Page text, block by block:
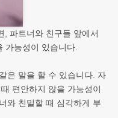
, 파트너와 친구들 앞에서
가능성이 있습니다.
은 말을 할 수 있습니다. 자
편안하지 않을 가능성이
와 친밀할 때 심각하게 부